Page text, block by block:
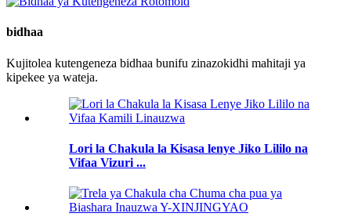
bidhaa
Kujitolea kutengeneza bidhaa bunifu zinazokidhi mahitaji ya
kipekee ya wateja.
Lori la Chakula la Kisasa lenye Jiko Lililo na
Vifaa Vizuri ...